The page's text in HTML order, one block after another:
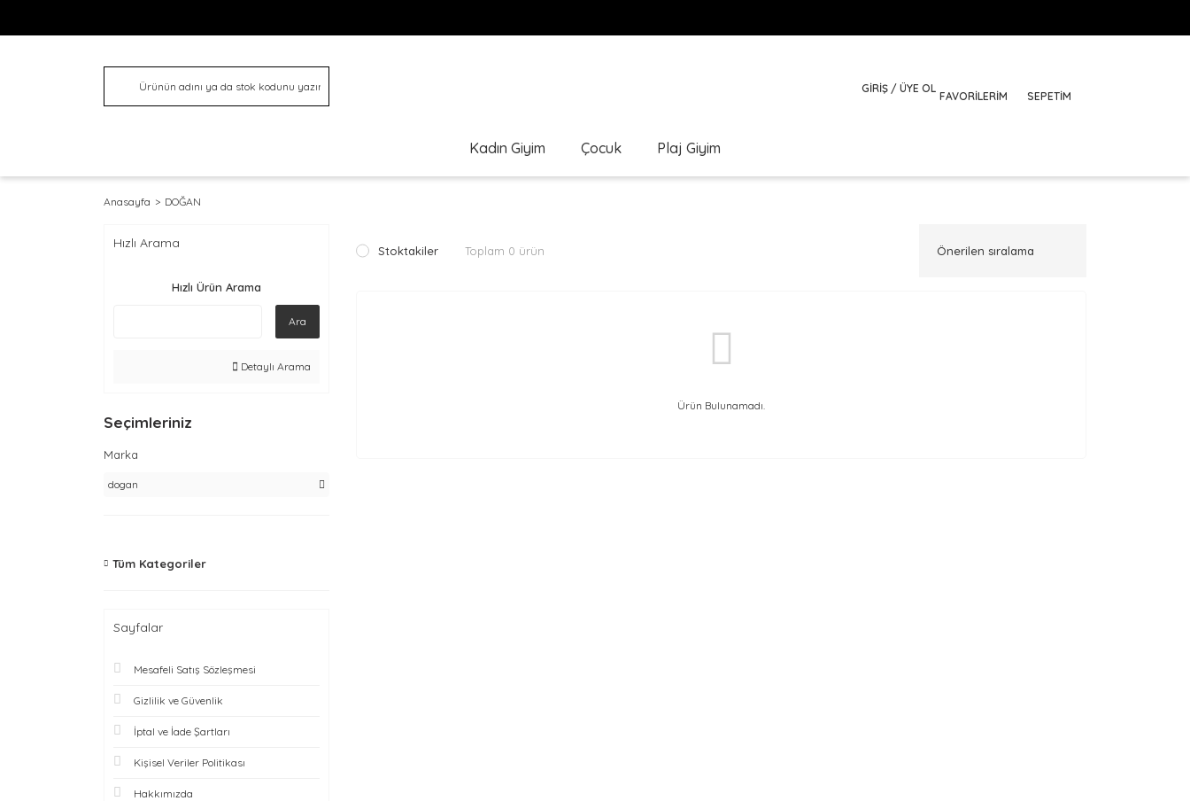
GİRİŞ / ÜYE OL
FAVORILERIM SEPETİM
Kadın Giyim Çocuk Plaj Giyim
Anasayfa DOĞAN
Hızlı Arama
Hızlı Ürün Arama
Ara
Detaylı Arama
Seçimleriniz
Marka
dogan
Tüm Kategoriler
Sayfalar
Mesafeli Satış Sözleşmesi
Gizlilik ve Güvenlik
İptal ve İade Şartları
Kişisel Veriler Politikası
Hakkımızda
Stoktakiler Toplam 0 ürün
Ürün Bulunamadı.